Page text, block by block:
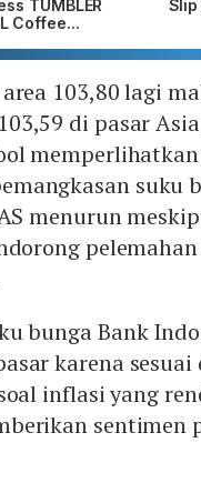
TUMBLER
Coffee...
Slip
103,80 lagi
di pasar
suku
menurun
bunga Bank
karena sesuai
inflasi yang
sentimen